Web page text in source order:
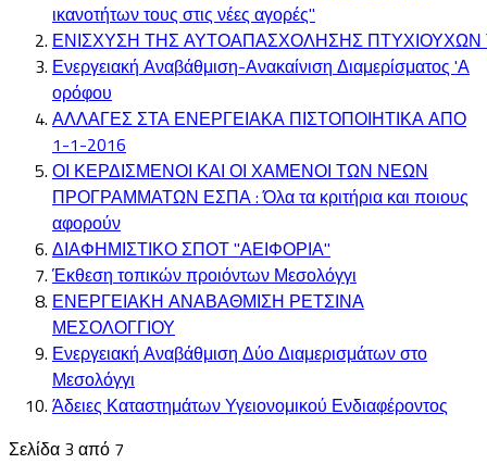
ικανοτήτων τους στις νέες αγορές"
ΕΝΙΣΧΥΣΗ ΤΗΣ ΑΥΤΟΑΠΑΣΧΟΛΗΣΗΣ ΠΤΥΧΙΟΥΧΩΝ
Ενεργειακή Αναβάθμιση-Ανακαίνιση Διαμερίσματος 'Α
ορόφου
ΑΛΛΑΓΕΣ ΣΤΑ ΕΝΕΡΓΕΙΑΚΑ ΠΙΣΤΟΠΟΙΗΤΙΚΑ ΑΠΟ
1-1-2016
ΟΙ ΚΕΡΔΙΣΜΕΝΟΙ ΚΑΙ ΟΙ ΧΑΜΕΝΟΙ ΤΩΝ ΝΕΩΝ
ΠΡΟΓΡΑΜΜΑΤΩΝ ΕΣΠΑ : Όλα τα κριτήρια και ποιους
αφορούν
ΔΙΑΦΗΜΙΣΤΙΚΟ ΣΠΟΤ "ΑΕΙΦΟΡΙΑ"
Έκθεση τοπικών προιόντων Μεσολόγγι
ΕΝΕΡΓΕΙΑΚΗ ΑΝΑΒΑΘΜΙΣΗ ΡΕΤΣΙΝΑ
ΜΕΣΟΛΟΓΓΙΟΥ
Ενεργειακή Αναβάθμιση Δύο Διαμερισμάτων στο
Μεσολόγγι
Άδειες Καταστημάτων Υγειονομικού Ενδιαφέροντος
Σελίδα 3 από 7